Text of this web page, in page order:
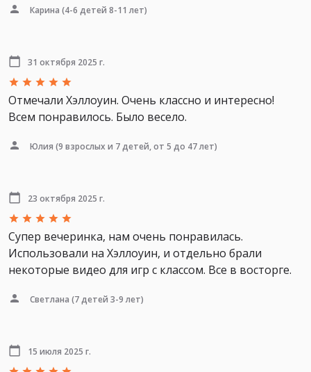
Карина (4-6 детей 8-11 лет)
31 октября 2025 г.
Отмечали Хэллоуин. Очень классно и интересно!
Всем понравилось. Было весело.
Юлия (9 взрослых и 7 детей, от 5 до 47 лет)
23 октября 2025 г.
Супер вечеринка, нам очень понравилась.
Использовали на Хэллоуин, и отдельно брали
некоторые видео для игр с классом. Все в восторге.
Светлана (7 детей 3-9 лет)
15 июля 2025 г.